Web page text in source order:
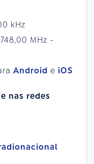
kHz
MHz -
Android e iOS
nas redes